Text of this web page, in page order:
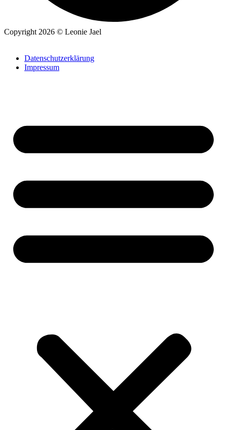
Copyright 2026 © Leonie Jael
Datenschutzerklärung
Impressum